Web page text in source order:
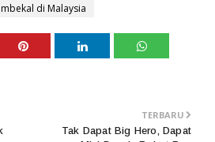
di Malaysia
TERBARU
Tak Dapat Big Hero, Dapat